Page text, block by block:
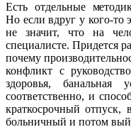
Есть отдельные
Но если вдруг у кого-то
не значит, что на
специалисте. Придется
почему
конфликт с
здоровья,
соответственно, и
краткосрочный отпуск,
больничный и потом